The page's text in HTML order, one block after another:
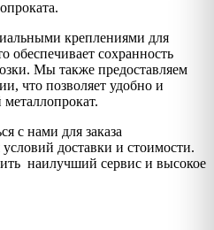
креплениями для
обеспечивает сохранность
Мы также предоставляем
что позволяет удобно и
с нами для заказа
доставки и стоимости.
наилучший сервис и высокое